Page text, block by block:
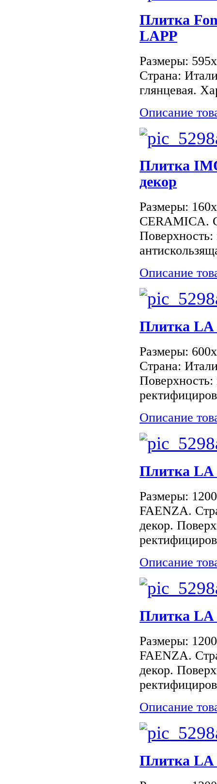
Плитка
LAPP
Размеры:
Страна:
глянцевая.
Описание
Плитка
декор
Размеры:
CERAMICA.
Поверхность:
Описание
Плитка LA
Размеры:
Страна:
Поверхность:
Описание
Плитка LA
Размеры:
FAENZA.
декор.
Описание
Плитка LA
Размеры:
FAENZA.
декор.
Описание
Плитка LA